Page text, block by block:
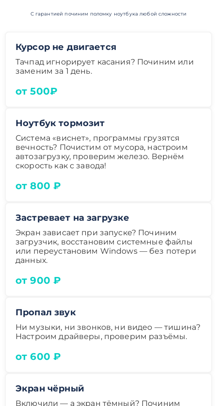
С гарантией починим поломку ноутбука любой сложности
Курсор не двигается
Тачпад игнорирует касания? Починим или
заменим за 1 день.
от 500₽
Ноутбук тормозит
Система «виснет», программы грузятся
вечность? Почистим от мусора, настроим
автозагрузку, проверим железо. Вернём
скорость как с завода!
от 800 ₽
Застревает на загрузке
Экран зависает при запуске? Починим
загрузчик, восстановим системные файлы
или переустановим Windows — без потери
данных.
от 900 ₽
Пропал звук
Ни музыки, ни звонков, ни видео — тишина?
Настроим драйверы, проверим разъёмы.
от 600 ₽
Экран чёрный
Включили — а экран тёмный? Починим